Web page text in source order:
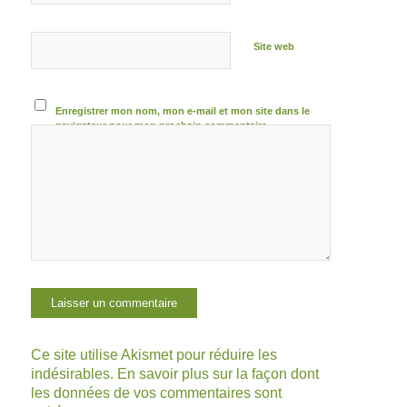
Site web
Enregistrer mon nom, mon e-mail et mon site dans le
navigateur pour mon prochain commentaire.
Ce site utilise Akismet pour réduire les
indésirables. En savoir plus sur la façon dont
les données de vos commentaires sont